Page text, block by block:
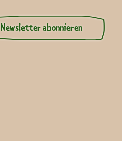
Newsletter abonnieren